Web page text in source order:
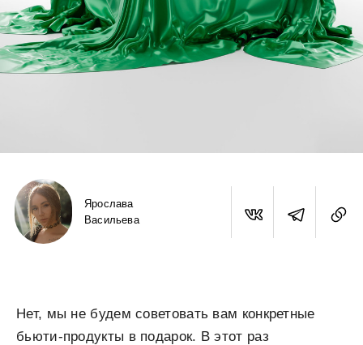
Ярослава
Васильева
Нет, мы не будем советовать вам конкретные
бьюти-продукты в подарок. В этот раз